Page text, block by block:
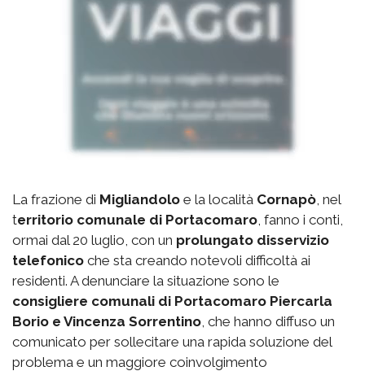
La frazione di Migliandolo e la località Cornapò , nel
territorio comunale di Portacomaro , fanno i conti,
ormai dal 20 luglio, con un prolungato disservizio
telefonico che sta creando notevoli difficoltà ai
residenti. A denunciare la situazione sono le
consigliere comunali di Portacomaro Piercarla
Borio e Vincenza Sorrentino , che hanno diffuso un
comunicato per sollecitare una rapida soluzione del
problema e un maggiore coinvolgimento